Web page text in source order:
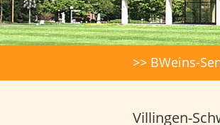
>> BWeins-
Villingen-